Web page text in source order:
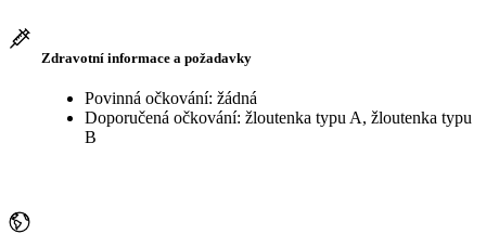
Zdravotní informace a požadavky
Povinná očkování: žádná
Doporučená očkování: žloutenka typu A, žloutenka typu
B